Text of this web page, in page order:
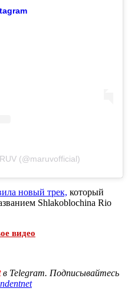
(@maruvofficial)
новый трек, который
Shlakoblochina Rio
видео
в Telegram. Подписывайтесь